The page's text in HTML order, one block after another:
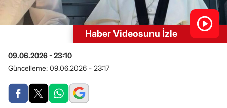
Haber Videosunu İzle
09.06.2026 - 23:10
Güncelleme: 09.06.2026 - 23:17